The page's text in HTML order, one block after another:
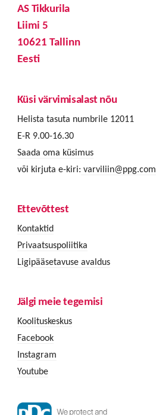
AS Tikkurila
Liimi 5
10621 Tallinn
Eesti
Küsi värvimisalast nõu
Helista tasuta numbrile 12011
E-R 9.00-16.30
Saada oma küsimus
või kirjuta e-kiri: varviliin@ppg.com
Ettevõttest
Kontaktid
Privaatsuspoliitika
Ligipääsetavuse avaldus
Jälgi meie tegemisi
Koolituskeskus
Facebook
Instagram
Youtube